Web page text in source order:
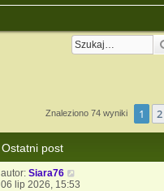
Znaleziono 74 wyniki 1 2
Ostatni post
autor:Siara76
06 lip 2026, 15:53